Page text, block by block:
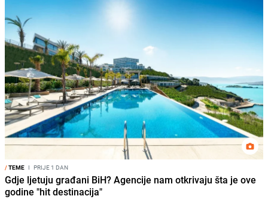
/TEME I PRIJE 1 DAN
Gdje ljetuju građani BiH? Agencije nam otkrivaju šta je ove
godine "hit destinacija"